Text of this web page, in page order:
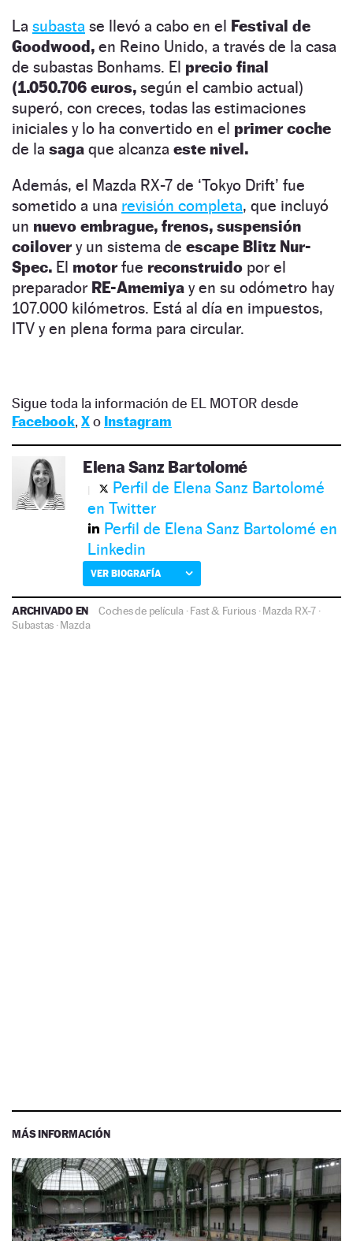
La subasta se llevó a cabo en el Festival de
Goodwood, en Reino Unido, a través de la casa
de subastas Bonhams. El precio final
(1.050.706 euros, según el cambio actual)
superó, con creces, todas las estimaciones
iniciales y lo ha convertido en el primer coche
de la saga que alcanza este nivel.
Además, el Mazda RX-7 de ‘Tokyo Drift’ fue
sometido a una revisión completa, que incluyó
un nuevo embrague, frenos, suspensión
coilovery un sistema de escape Blitz Nur-
Spec. El motorfue reconstruido por el
preparador RE-Amemiya y en su odómetro hay
107.000 kilómetros. Está al día en impuestos,
ITV y en plena forma para circular.
Sigue toda la información de EL MOTOR desde
Facebook, Xo Instagram
Elena Sanz Bartolomé
Perfil de Elena Sanz Bartolomé
en Twitter
Perfil de Elena Sanz Bartolomé en
Linkedin
VER BIOGRAFÍA
ARCHIVADO EN Coches de película·Fast & Furious·Mazda RX-7 ·
Subastas ·Mazda
MÁS INFORMACIÓN